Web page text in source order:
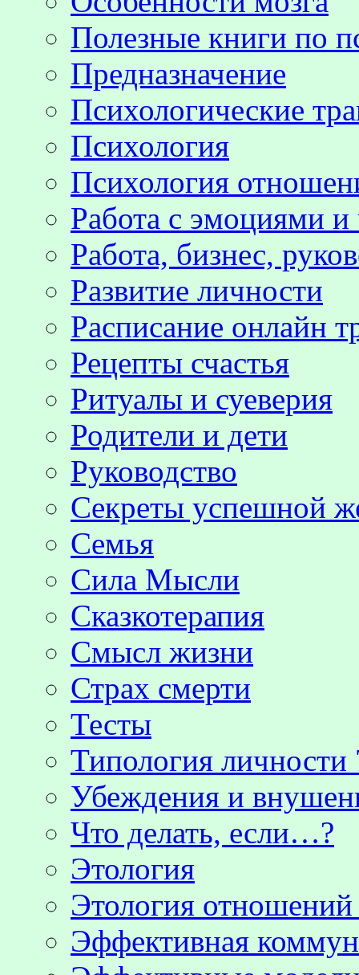
Полезные книги по
Предназначение
Психологические
Психология
Психология
Работа с эмоциями и
Работа, бизнес,
Развитие личности
Расписание онлайн
Рецепты счастья
Ритуалы и суеверия
Родители и дети
Руководство
Секреты успешной
Семья
Сила Мысли
Сказкотерапия
Смысл жизни
Страх смерти
Тесты
Типология личности
Убеждения и
Что делать, если…?
Этология
Этология
Эффективная